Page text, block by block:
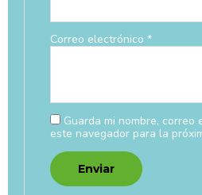
Correo electrónico *
Guarda mi nombre,
este navegador para la